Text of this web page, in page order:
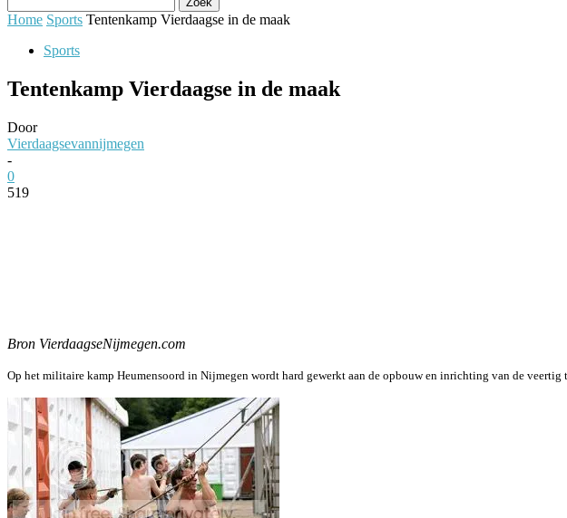
Home Sports Tentenkamp Vierdaagse in de maak
Sports
Tentenkamp Vierdaagse in de maak
Door
Vierdaagsevannijmegen
-
0
519
Bron VierdaagseNijmegen.com
Op het militaire kamp Heumensoord in Nijmegen wordt hard gewerkt aan de opbouw en inrichting van de